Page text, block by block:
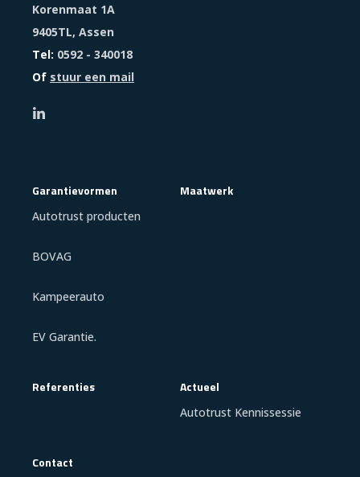
Korenmaat 1A
9405TL, Assen
Tel: 0592 - 340018
Of stuur een mail
Garantievormen
Autotrust producten
BOVAG
Kampeerauto
EV Garantie.
Maatwerk
Referenties Actueel
Autotrust Kennissessie
Contact